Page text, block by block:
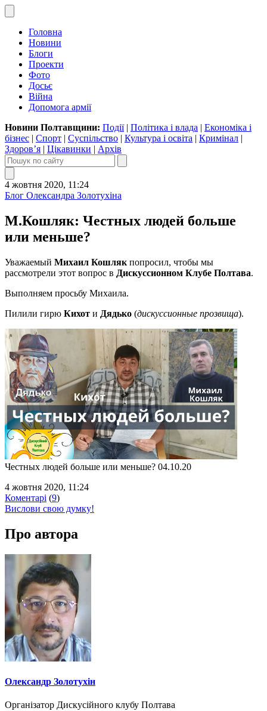
Головна
Новини
Блоги
Проекти
Фото
Досьє
Війна
Допомога армії
Новини Полтавщини: Події| Політика і влада | Економіка і
бізнес | Спорт | Суспільство | Культура і освіта | Кримінал |
Здоров’я | Цікавинки | Архів
4 жовтня 2020, 11:24
Блог Олександра Золотухіна
М.Кошляк: Честных людей больше
или меньше?
Уважаемый Михаил Кошляк попросил, чтобы мы
рассмотрели этот вопрос в Дискуссионном Клубе Полтава.
Выполняем просьбу Михаила.
Пилили гирю Кихот и Дядько (дискуссионные прозвища).
Честных людей больше или меньше? 04.10.20
4 жовтня 2020, 11:24
Коментарі (9)
Вислови свою думку!
Про автора
Олександр Золотухін
Організатор Дискусійного клубу Полтава